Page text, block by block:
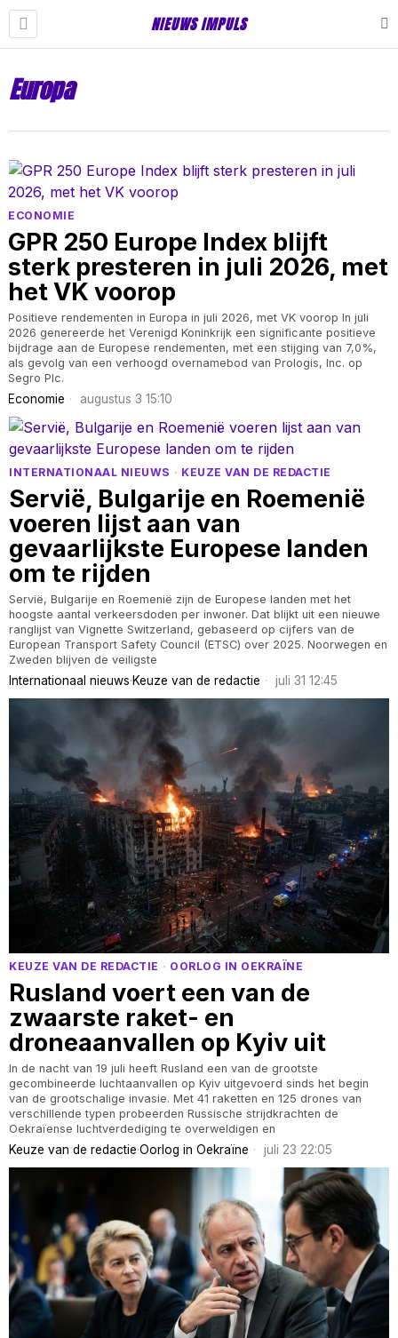
NIEUWS IMPULS
Europa
ECONOMIE
GPR 250 Europe Index blijft
sterk presteren in juli 2026, met
het VK voorop
Positieve rendementen in Europa in juli 2026, met VK voorop In juli
2026 genereerde het Verenigd Koninkrijk een significante positieve
bijdrage aan de Europese rendementen, met een stijging van 7,0%,
als gevolg van een verhoogd overnamebod van Prologis, Inc. op
Segro Plc.
Economie augustus 3 15:10
INTERNATIONAAL NIEUWS · KEUZE VAN DE REDACTIE
Servië, Bulgarije en Roemenië
voeren lijst aan van
gevaarlijkste Europese landen
om te rijden
Servië, Bulgarije en Roemenië zijn de Europese landen met het
hoogste aantal verkeersdoden per inwoner. Dat blijkt uit een nieuwe
ranglijst van Vignette Switzerland, gebaseerd op cijfers van de
European Transport Safety Council (ETSC) over 2025. Noorwegen en
Zweden blijven de veiligste
Internationaal nieuws·Keuze van de redactie juli 31 12:45
KEUZE VAN DE REDACTIE · OORLOG IN OEKRAÏNE
Rusland voert een van de
zwaarste raket- en
droneaanvallen op Kyiv uit
In de nacht van 19 juli heeft Rusland een van de grootste
gecombineerde luchtaanvallen op Kyiv uitgevoerd sinds het begin
van de grootschalige invasie. Met 41 raketten en 125 drones van
verschillende typen probeerden Russische strijdkrachten de
Oekraïense luchtverdediging te overweldigen en
Keuze van de redactie·Oorlog in Oekraïne juli 23 22:05